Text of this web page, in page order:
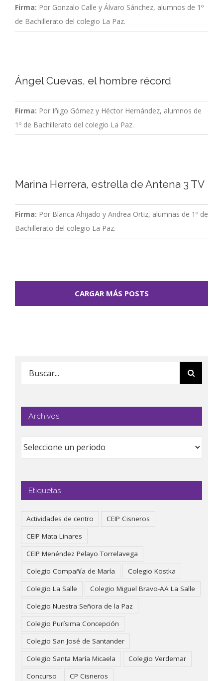
Firma: Por Gonzalo Calle y Álvaro Sánchez, alumnos de 1º
de Bachillerato del colegio La Paz.
Ángel Cuevas, el hombre récord
Firma: Por Iñigo Gómez y Héctor Hernández, alumnos de
1º de Bachillerato del colegio La Paz.
Marina Herrera, estrella de Antena 3 TV
Firma: Por Blanca Ahijado y Andrea Ortiz, alumnas de 1º de
Bachillerato del colegio La Paz.
CARGAR MÁS POSTS
Buscar:
Archivos
Etiquetas
Actividades de centro
CEIP Cisneros
CEIP Mata Linares
CEIP Menéndez Pelayo Torrelavega
Colegio Compañía de María
Colegio Kostka
Colegio La Salle
Colegio Miguel Bravo-AA La Salle
Colegio Nuestra Señora de la Paz
Colegio Purísima Concepción
Colegio San José de Santander
Colegio Santa María Micaela
Colegio Verdemar
Concurso
CP Cisneros